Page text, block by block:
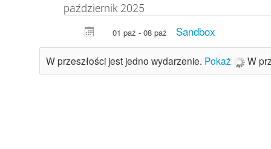
październik 2025
01 paź - 08 paź Sandbox
W przeszłości jest jedno wydarzenie. Pokaż W